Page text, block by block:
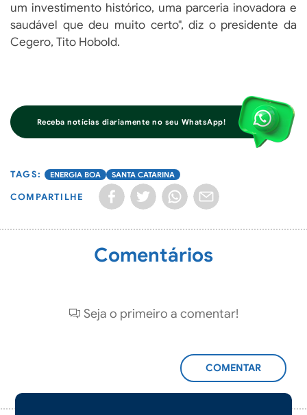
um investimento histórico, uma parceria inovadora e
saudável que deu muito certo", diz o presidente da
Cegero, Tito Hobold.
Receba notícias diariamente no seu WhatsApp!
ENERGIA BOA SANTA CATARINA
COMPARTILHE
Comentários
Seja o primeiro a comentar!
ADICIONAR